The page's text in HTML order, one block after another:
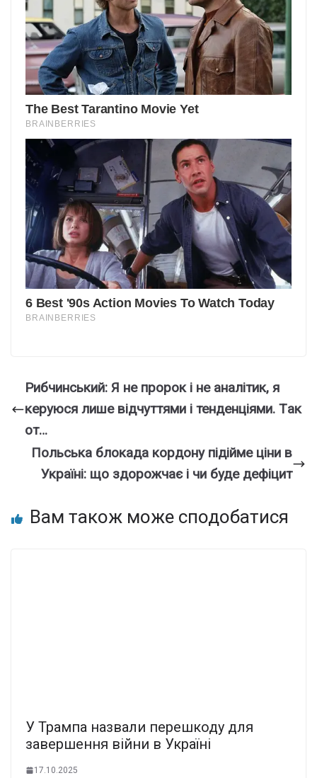
Рибчинcький: Я не пpоpок і не анaлітик, я
кеpуюся лише відчуттями і тендeнціями. Тaк
от…
Польська блокада кордону підійме ціни в
Україні: що здорожчає і чи буде дефіцит
Вам також може сподобатися
У Трампа назвали перешкоду для
завершення війни в Україні
17.10.2025